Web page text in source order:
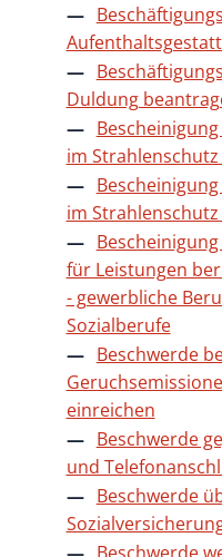
Duldung
im
im
für Leistungen
- gewerbliche
Sozialberufe
Beschwerde
einreichen
Beschwerde
und
Beschwerde